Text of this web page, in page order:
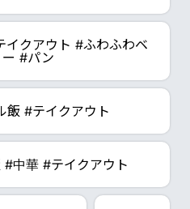
クアウト #ふわふわベ
ー #パン
飯 #テイクアウト
中華 #テイクアウト